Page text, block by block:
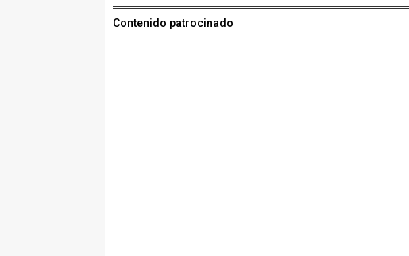
Contenido patrocinado